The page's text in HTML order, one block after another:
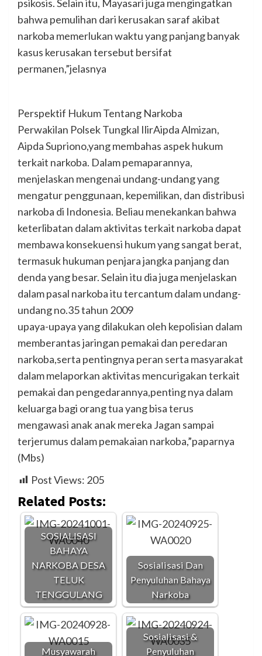
psikosis. Selain itu, Mayasari juga mengingatkan
bahwa pemulihan dari kerusakan saraf akibat
narkoba memerlukan waktu yang panjang banyak
kasus kerusakan tersebut bersifat
permanen,”jelasnya
Perspektif Hukum Tentang Narkoba
Perwakilan Polsek Tungkal IlirAipda Almizan,
Aipda Supriono,yang membahas aspek hukum
terkait narkoba. Dalam pemaparannya,
menjelaskan mengenai undang-undang yang
mengatur penggunaan, kepemilikan, dan distribusi
narkoba di Indonesia. Beliau menekankan bahwa
keterlibatan dalam aktivitas terkait narkoba dapat
membawa konsekuensi hukum yang sangat berat,
termasuk hukuman penjara jangka panjang dan
denda yang besar. Selain itu dia juga menjelaskan
dalam pasal narkoba itu tercantum dalam undang-
undang no.35 tahun 2009
upaya-upaya yang dilakukan oleh kepolisian dalam
memberantas jaringan pemakai dan peredaran
narkoba,serta pentingnya peran serta masyarakat
dalam melaporkan aktivitas mencurigakan terkait
pemakai dan pengedarannya,penting nya dalam
keluarga bagi orang tua yang bisa terus
mengawasi anak anak mereka Jagan sampai
terjerumus dalam pemakaian narkoba,”paparnya
(Mbs)
Post Views: 205
Related Posts:
SOSIALISASI
BAHAYA
NARKOBA DESA
TELUK
TENGGULANG
Sosialisasi Dan
Penyuluhan Bahaya
Narkoba
Musyawarah
Sosialisasi &
Penyuluhan